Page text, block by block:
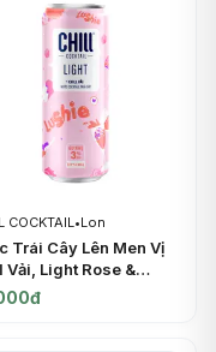
COCKTAIL•Lon
Trái Cây Lên Men Vị
Vải, Light Rose &
Vodka, 3% (330ml)